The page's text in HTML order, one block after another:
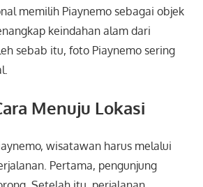
memilih Piaynemo sebagai objek
keindahan alam dari
sebab itu, foto Piaynemo sering
Menuju Lokasi
wisatawan harus melalui
Pertama, pengunjung